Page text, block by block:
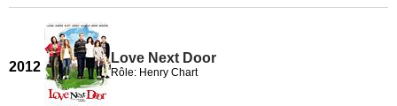
2012
Love Next Door
Rôle: Henry Chart